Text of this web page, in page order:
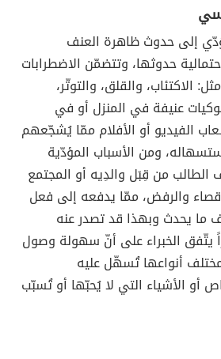
إلى حدوث ظاهرة العنف
حدوثها، وتتضمّن الاضطرابات
الاكتئاب، والقلق، والتوتّر،
عنيفة في المنزل أو في
الفيديو أو الأفلام ممّا يُشجّعهم
ومن الأسباب المؤدّية
من قِبَل والدِيه أو المجتمع
والرفض، ممّا يدفعه إلى فعل
يحدث وبهذا قد تصدر عنه
يتّفق الخبراء على أنّ سهولة وصول
أنواعها تُسهّل عليه
أو الأشياء التي لا يُحبّها أو تُسبّب